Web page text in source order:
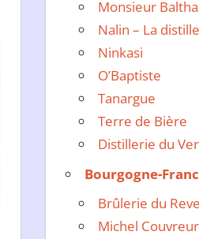
Monsieur
Nalin – La
Ninkasi
O’Baptiste
Tanargue
Terre de Bière
Distillerie du
Bourgogne-
Brûlerie du
Michel Couvreur